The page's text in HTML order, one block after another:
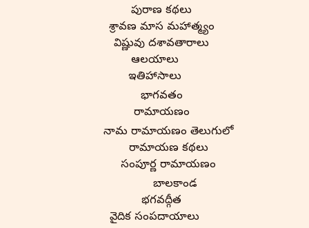
పురాణ కథలు
శ్రావణ మాస మహాత్మ్యం
విష్ణువు దశావతారాలు
ఆలయాలు
ఇతిహాసాలు
భాగవతం
రామాయణం
నామ రామాయణం తెలుగులో
రామాయణ కథలు
సంపూర్ణ రామాయణం
బాలకాండ
భగవద్గీత
వైదిక సంప్రదాయాలు